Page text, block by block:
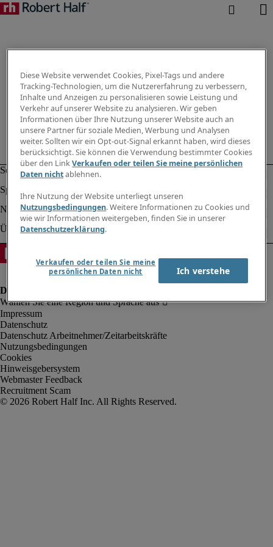
Impressum
Datenschutz
Datenschutz Arbeitnehmer/Zeitarbeitskräfte
Nutzungsbedingungen
Cookies
Hinweisgebersystem
Webmaster Feedback
Recruitment Scam
Diese Website verwendet Cookies, Pixel-Tags und andere
Tracking-Technologien, um die Nutzererfahrung zu verbessern,
Inhalte und Anzeigen zu personalisieren sowie Leistung und
Verkehr auf unserer Website zu analysieren. Wir geben
Informationen über Ihre Nutzung unserer Website auch an
unsere Partner für soziale Medien, Werbung und Analysen
weiter. Sollten wir ein Opt-out-Signal erkannt haben, wird dieses
berücksichtigt. Sie können die Verwendung bestimmter Cookies
über den LinkVerkaufen oder teilen Sie meine persönlichen
Daten nichtablehnen.
Ihre Nutzung der Website unterliegt unseren
Nutzungsbedingungen. Weitere Informationen zu Cookies und
wie wir Informationen weitergeben, finden Sie in unserer
Datenschutzerklärung.
Verkaufen oder teilen Sie meine
persönlichen Daten nicht
Ich verstehe